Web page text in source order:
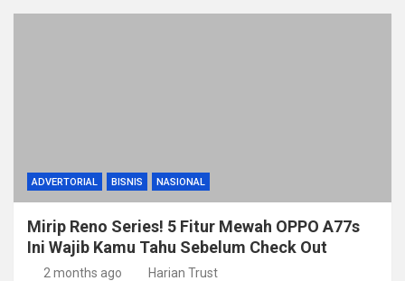
ADVERTORIAL BISNIS NASIONAL
Mirip Reno Series! 5 Fitur Mewah OPPO A77s
Ini Wajib Kamu Tahu Sebelum Check Out
2 months ago Harian Trust